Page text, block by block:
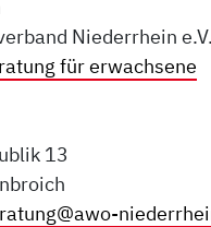
Niederrhein e.V.
für erwachsene
13
awo-